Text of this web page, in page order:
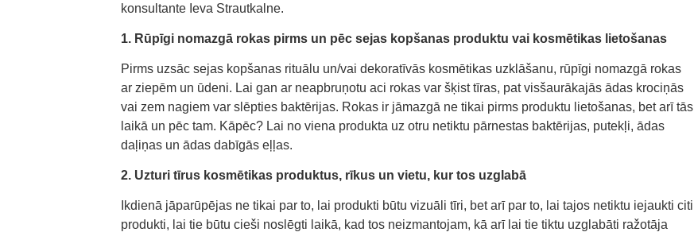
konsultante Ieva Strautkalne.
1. Rūpīgi nomazgā rokas pirms un pēc sejas kopšanas produktu vai kosmētikas lietošanas
Pirms uzsāc sejas kopšanas rituālu un/vai dekoratīvās kosmētikas uzklāšanu, rūpīgi nomazgā rokas
ar ziepēm un ūdeni. Lai gan ar neapbruņotu aci rokas var šķist tīras, pat visšaurākajās ādas krociņās
vai zem nagiem var slēpties baktērijas. Rokas ir jāmazgā ne tikai pirms produktu lietošanas, bet arī tās
laikā un pēc tam. Kāpēc? Lai no viena produkta uz otru netiktu pārnestas baktērijas, putekļi, ādas
daļiņas un ādas dabīgās eļļas.
2. Uzturi tīrus kosmētikas produktus, rīkus un vietu, kur tos uzglabā
Ikdienā jāparūpējas ne tikai par to, lai produkti būtu vizuāli tīri, bet arī par to, lai tajos netiktu iejaukti citi
produkti, lai tie būtu cieši noslēgti laikā, kad tos neizmantojam, kā arī lai tie tiktu uzglabāti ražotāja